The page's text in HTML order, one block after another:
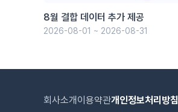
8월 결합 데이터 추가 제공
2026-08-01 ~ 2026-08-31
회사소개 이용약관개인정보처리방침